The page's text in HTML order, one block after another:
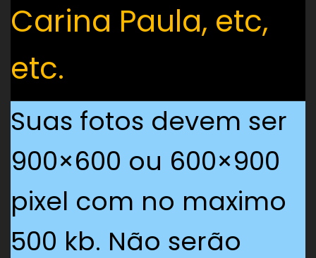
Carina Paula, etc,
etc.
Suas fotos devem ser
900×600 ou 600×900
pixel com no maximo
500 kb. Não serão